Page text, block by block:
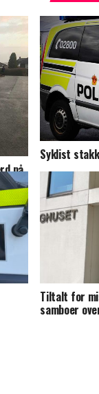
på
Syklist
Tiltalt for
samboer